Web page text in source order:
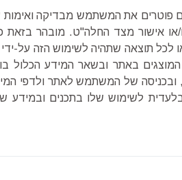
מדבר יהודה
פוטרים את המשתמש מבדיקה
או אישור מצד החלה"ט. מובהר בזאת
לכל תוצאה שתהיה לשימוש הזה על-
באתר ובשאר המידע הכלול
של המשתמש לאתר ולדפי
לשימוש שלו בתכנים ובמידע